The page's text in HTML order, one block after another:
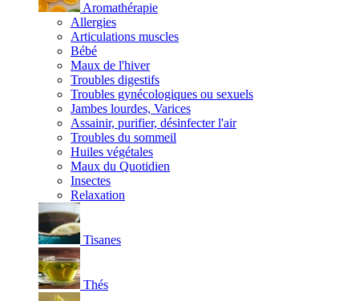
Aromathérapie
Allergies
Articulations muscles
Bébé
Maux de l'hiver
Troubles digestifs
Troubles gynécologiques ou sexuels
Jambes lourdes, Varices
Assainir, purifier, désinfecter l'air
Troubles du sommeil
Huiles végétales
Maux du Quotidien
Insectes
Relaxation
Tisanes
Thés